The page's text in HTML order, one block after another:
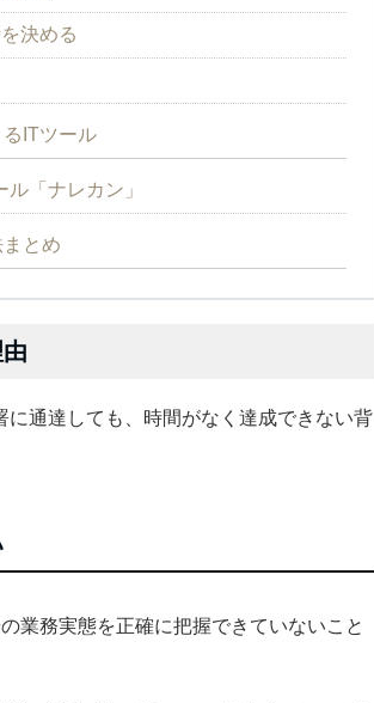
決める
ITツール
「ナレカン」
とめ
通達しても、時間がなく達成できない背
業務実態を正確に把握できていないこと